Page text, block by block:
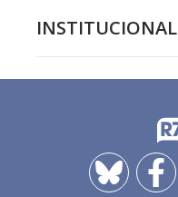
INSTITUCIONAL